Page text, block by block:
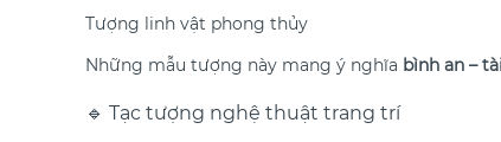
Tượng linh vật phong thủy
Những mẫu tượng này mang ý nghĩa bình an –
🔹 Tạc tượng nghệ thuật trang trí